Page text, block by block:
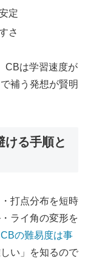
定
さ
CBは学習速度が
補う発想が賢明
ける手順と
打点分布を短時
ライ角の変形を
の難易度は事
い」を知るので